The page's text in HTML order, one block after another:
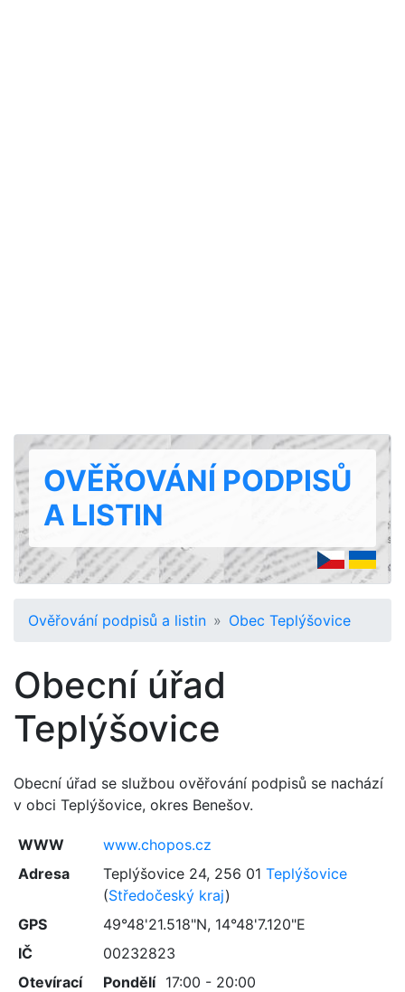
OVĚŘOVÁNÍ PODPISŮ
A LISTIN
Ověřování podpisů a listin Obec Teplýšovice
Obecní úřad
Teplýšovice
Obecní úřad se službou ověřování podpisů se nachází
v obci Teplýšovice, okres Benešov.
WWW
www.chopos.cz
Adresa
Teplýšovice 24, 256 01 Teplýšovice
(Středočeský kraj)
GPS
49°48'21.518"N, 14°48'7.120"E
IČ
00232823
Otevírací
Pondělí
17:00 - 20:00